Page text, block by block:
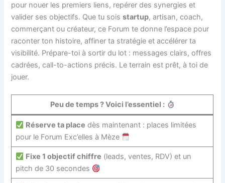
pour nouer les premiers liens, repérer des synergies et
valider ses objectifs. Que tu soisstartup, artisan, coach,
commerçant ou créateur, ce Forum te donne l’espace pour
raconter ton histoire, affiner ta stratégie et accélérer ta
visibilité. Prépare-toi à sortir du lot : messages clairs, offres
cadrées, call-to-actions précis. Le terrain est prêt, à toi de
jouer.
Peu de temps ? Voici l’essentiel :
Réserve ta place dès maintenant : places limitées
pour le Forum Exc’elles à Mèze
Fixe 1 objectif chiffre (leads, ventes, RDV) et un
pitch de 30 secondes